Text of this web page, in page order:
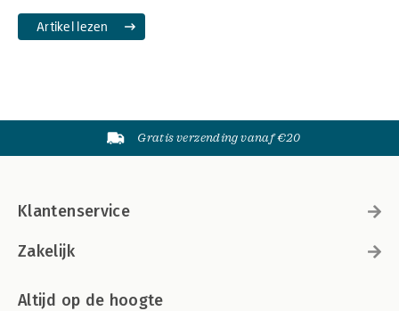
Artikel lezen
Gratis verzending vanaf €20
Klantenservice
Zakelijk
Altijd op de hoogte